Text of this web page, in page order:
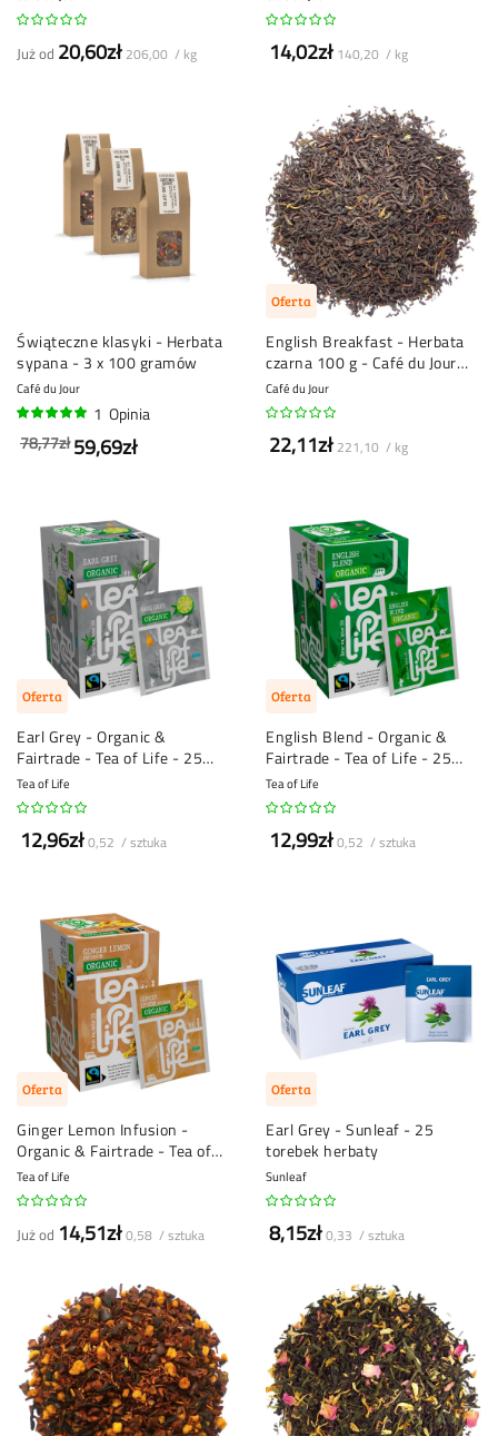
Już od 20,60zł 206,00 / kg 14,02zł 140,20 / kg
Świąteczne klasyki - Herbata
sypana - 3 x 100 gramów
Café du Jour
1 Opinia
59,69zł
78,77zł
Oferta
English Breakfast - Herbata
czarna 100 g - Café du Jour
Herbata sypka
Café du Jour
22,11zł 221,10 / kg
Oferta
Earl Grey - Organic &
Fairtrade - Tea of Life - 25
torebek herbaty
Tea of Life
12,96zł0,52 / sztuka
Oferta
English Blend - Organic &
Fairtrade - Tea of Life - 25
torebek herbaty
Tea of Life
12,99zł0,52 / sztuka
Oferta
Ginger Lemon Infusion -
Organic & Fairtrade - Tea of
Life - 25 torebek herbaty
Tea of Life
Już od 14,51zł0,58 / sztuka
Oferta
Earl Grey - Sunleaf - 25
torebek herbaty
Sunleaf
8,15zł0,33 / sztuka